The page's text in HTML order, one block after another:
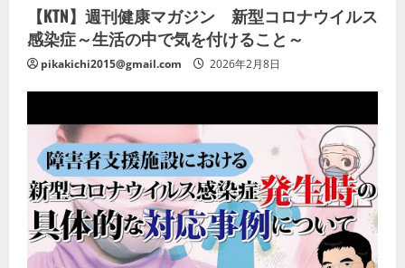
【KTN】週刊健康マガジン 新型コロナウイルス
感染症～生活の中で気を付けること～
pikakichi2015@gmail.com 2026年2月8日